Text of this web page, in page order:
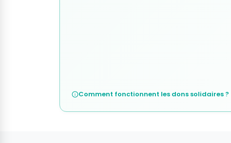
Comment fonctionnent les dons solidaires ?